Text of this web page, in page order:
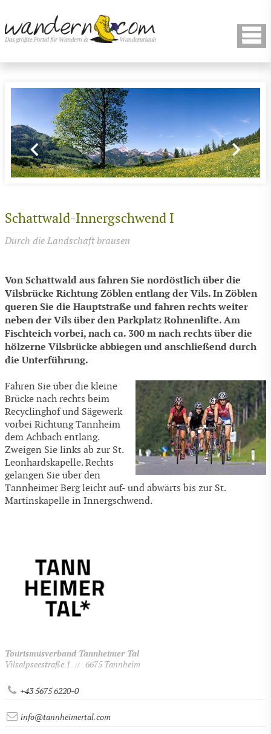
Schattwald-Innergschwend I
Durch die Landschaft brausen
Von Schattwald aus fahren Sie nordöstlich über die
Vilsbrücke Richtung Zöblen entlang der Vils. In Zöblen
queren Sie die Hauptstraße und fahren rechts weiter
neben der Vils über den Parkplatz Rohnenlifte. Am
Fischteich vorbei, nach ca. 300 m nach rechts über die
hölzerne Vilsbrücke abbiegen und anschließend durch
die Unterführung.
Fahren Sie über die kleine
Brücke nach rechts beim
Recyclinghof und Sägewerk
vorbei Richtung Tannheim
dem Achbach entlang.
Zweigen Sie links ab zur St.
Leonhardskapelle. Rechts
gelangen Sie über den
Tannheimer Berg leicht auf- und abwärts bis zur St.
Martinskapelle in Innergschwend.
Tourismusverband Tannheimer Tal
Vilsalpseestraße 1
// 6675 Tannheim
+43 5675 6220-0
info@tannheimertal.com